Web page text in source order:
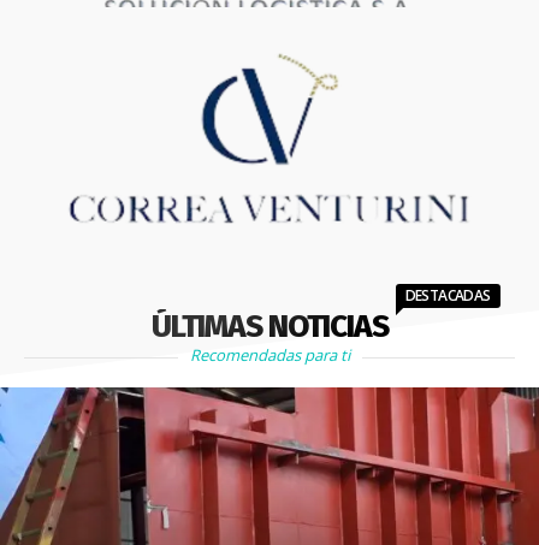
ÚLTIMAS NOTICIAS
DESTACADAS
Recomendadas para ti